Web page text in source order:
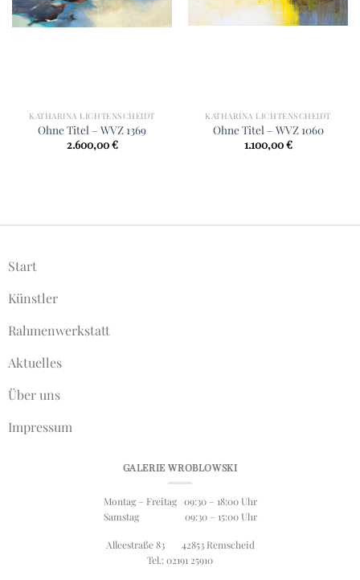
KATHARINA LICHTENSCHEIDT
Ohne Titel – WVZ 1369
2.600,00€
KATHARINA LICHTENSCHEIDT
Ohne Titel – WVZ 1060
1.100,00€
Start
Künstler
Rahmenwerkstatt
Aktuelles
Über uns
Impressum
GALERIE WROBLOWSKI
Montag – Freitag 09:30 – 18:00 Uhr
Samstag 09:30 – 15:00 Uhr
Alleestraße 83 42853 Remscheid
Tel.: 02191 25910